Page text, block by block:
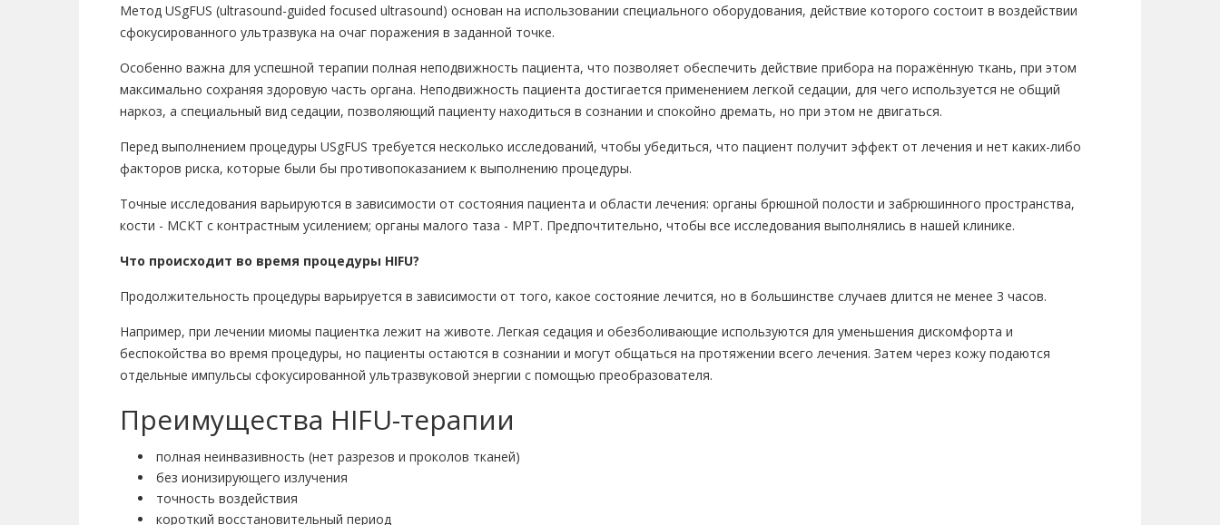
Метод USgFUS (ultrasound-guided focused ultrasound) основан на использовании специального оборудования, действие которого состоит в воздействии
сфокусированного ультразвука на очаг поражения в заданной точке.
Особенно важна для успешной терапии полная неподвижность пациента, что позволяет обеспечить действие прибора на поражённую ткань, при этом
максимально сохраняя здоровую часть органа. Неподвижность пациента достигается применением легкой седации, для чего используется не общий
наркоз, а специальный вид седации, позволяющий пациенту находиться в сознании и спокойно дремать, но при этом не двигаться.
Перед выполнением процедуры USgFUS требуется несколько исследований, чтобы убедиться, что пациент получит эффект от лечения и нет каких-либо
факторов риска, которые были бы противопоказанием к выполнению процедуры.
Точные исследования варьируются в зависимости от состояния пациента и области лечения: органы брюшной полости и забрюшинного пространства,
кости - МСКТ с контрастным усилением; органы малого таза - МРТ. Предпочтительно, чтобы все исследования выполнялись в нашей клинике.
Что происходит во время процедуры HIFU?
Продолжительность процедуры варьируется в зависимости от того, какое состояние лечится, но в большинстве случаев длится не менее 3 часов.
Например, при лечении миомы пациентка лежит на животе. Легкая седация и обезболивающие используются для уменьшения дискомфорта и
беспокойства во время процедуры, но пациенты остаются в сознании и могут общаться на протяжении всего лечения. Затем через кожу подаются
отдельные импульсы сфокусированной ультразвуковой энергии с помощью преобразователя.
Преимущества HIFU-терапии
полная неинвазивность (нет разрезов и проколов тканей)
без ионизирующего излучения
точность воздействия
короткий восстановительный период